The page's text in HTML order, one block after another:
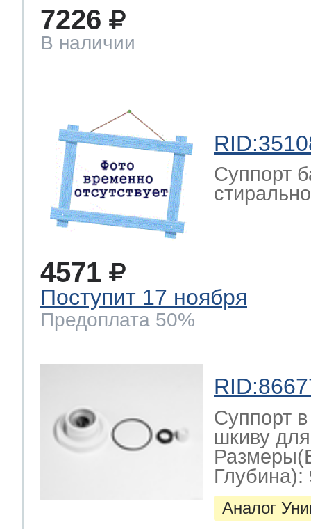
7226
В наличии
Суппорт
4571
Поступит 17 ноября
Предоплата 50%
Суппорт
шкиву
Глубина):
Аналог